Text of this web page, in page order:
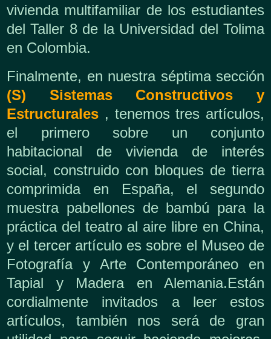
vivienda multifamiliar de los estudiantes
del Taller 8 de la Universidad del Tolima
en Colombia.
Finalmente, en nuestra séptima sección
(S) Sistemas Constructivos y
Estructurales , tenemos tres artículos,
el primero sobre un conjunto
habitacional de vivienda de interés
social, construido con bloques de tierra
comprimida en España, el segundo
muestra pabellones de bambú para la
práctica del teatro al aire libre en China,
y el tercer artículo es sobre el Museo de
Fotografía y Arte Contemporáneo en
Tapial y Madera en Alemania.Están
cordialmente invitados a leer estos
artículos, también nos será de gran